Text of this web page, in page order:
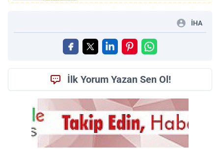
İHA
İlk Yorum Yazan Sen Ol!